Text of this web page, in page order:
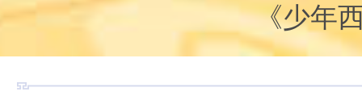
《少年